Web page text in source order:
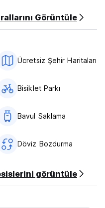
Görüntüle
Ücretsiz Şehir Haritaları
Bisiklet Parkı
Bavul Saklama
Döviz Bozdurma
görüntüle